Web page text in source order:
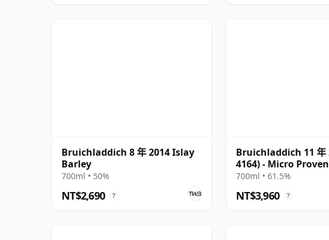
Bruichladdich 8 年 2014 Islay
Barley
700ml • 50%
NT$2,690 ?
Bruichladdich 11 年
4164) - Micro
Series
700ml • 61.5%
NT$3,960 ?